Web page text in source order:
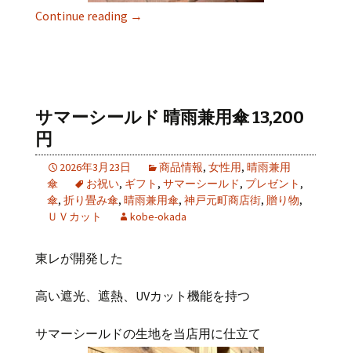
Continue reading →
サマーシールド 晴雨兼用傘 13,200
円
2026年3月23日 商品情報, 女性用, 晴雨兼用
傘
お祝い, ギフト , サマーシールド, プレゼント ,
傘, 折り畳み傘, 晴雨兼用傘, 神戸元町商店街, 贈り物,
ＵＶカット
kobe-okada
東レが開発した
高い遮光、遮熱、UVカット機能を持つ
サマーシールドの生地を当店用に仕立て